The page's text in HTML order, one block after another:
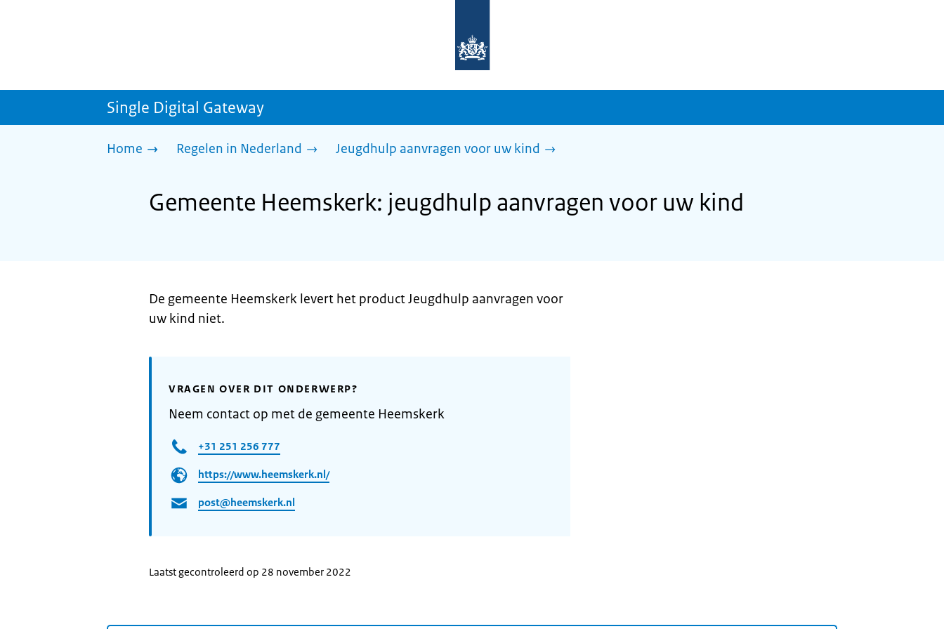
homepage
sdg.rijksoverheid.nl
Single Digital Gateway
Home Regelen in Nederland Jeugdhulp aanvragen voor uw kind
Gemeente Heemskerk: jeugdhulp aanvragen voor uw kind
De gemeente Heemskerk levert het product Jeugdhulp aanvragen voor
uw kind niet.
VRAGEN OVER DIT ONDERWERP?
Neem contact op met de gemeente Heemskerk
+31 251 256 777
https://www.heemskerk.nl/
post@heemskerk.nl
Laatst gecontroleerd op 28 november 2022